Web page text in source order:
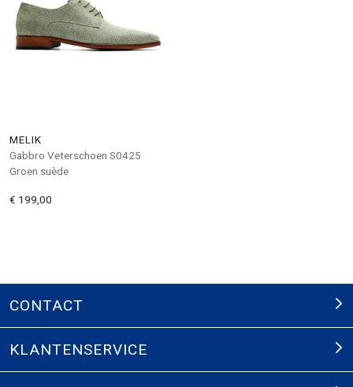
MELIK
Gabbro Veterschoen S0425
Groen suède
€ 199,00
CONTACT
KLANTENSERVICE